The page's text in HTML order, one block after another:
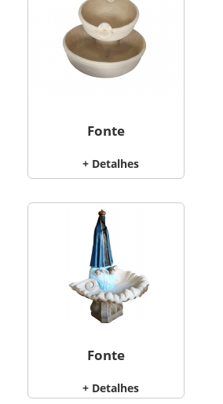
Fonte
+ Detalhes
Fonte
+ Detalhes